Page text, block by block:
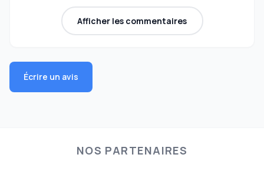
Afficher les commentaires
Écrire un avis
NOS PARTENAIRES